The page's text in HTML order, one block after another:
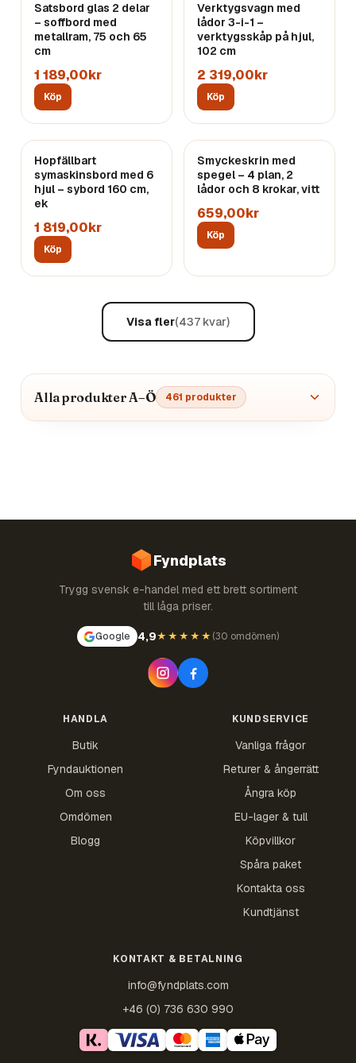
Satsbord glas 2 delar
– soffbord med
metallram, 75 och 65
cm
1 189,00kr
Köp
Verktygsvagn med
lådor 3-i-1 –
verktygsskåp på hjul,
102 cm
2 319,00kr
Köp
Hopfällbart
symaskinsbord med 6
hjul – sybord 160 cm,
ek
1 819,00kr
Köp
Smyckeskrin med
spegel – 4 plan, 2
lådor och 8 krokar, vitt
659,00kr
Köp
Visa fler(437 kvar)
Alla produkter A–Ö 461 produkter
Fyndplats
Trygg svensk e-handel med ett brett sortiment
till låga priser.
Google 4,9★★★★★ (30 omdömen)
HANDLA
Butik
Fyndauktionen
Om oss
Omdömen
Blogg
KUNDSERVICE
Vanliga frågor
Returer & ångerrätt
Ångra köp
EU-lager & tull
Köpvillkor
Spåra paket
Kontakta oss
Kundtjänst
KONTAKT & BETALNING
info@fyndplats.com
+46 (0) 736 630 990